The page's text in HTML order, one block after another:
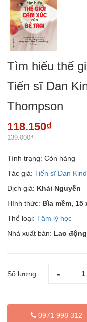
Tìm hiểu thế
Tiến sĩ Dan
Thompson
118.150₫
139.000₫
Tình trạng: Còn hàng
Tác giả: Tiến sĩ Dan
Dịch giả: Khải Nguyễn
Hình thức: Bìa mềm, 15
Thể loại: Tâm lý học
Nhà xuất bản: Lao
Số lượng:
0971 998 312